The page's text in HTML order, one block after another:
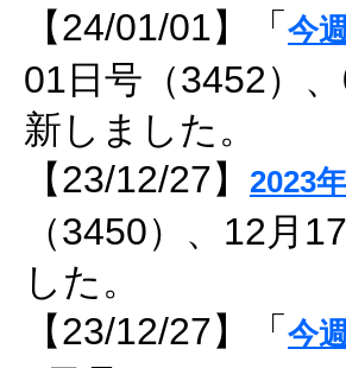
【24/01/01】「 今
01日号（3452）
新しました。
【23/12/27】 2023
（3450）、12月
した。
【23/12/27】「 今